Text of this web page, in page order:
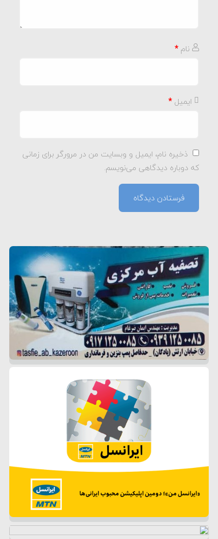
نام*
ایمیل*
ذخیره نام، ایمیل و وبسایت من در مرورگر برای زمانی
که دوباره دیدگاهی می‌نویسم.